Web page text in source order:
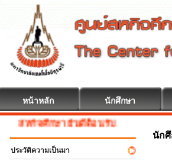
หน้าหลัก นักศึกษา
สหกิจศึกษา ยินดีต้อนรับ
ประวัติความเป็นมา
นัก